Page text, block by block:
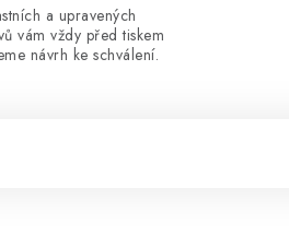
a upravených
vám vždy před tiskem
návrh ke schválení.